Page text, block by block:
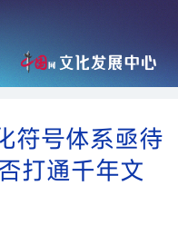
符号体系亟待
打通千年文